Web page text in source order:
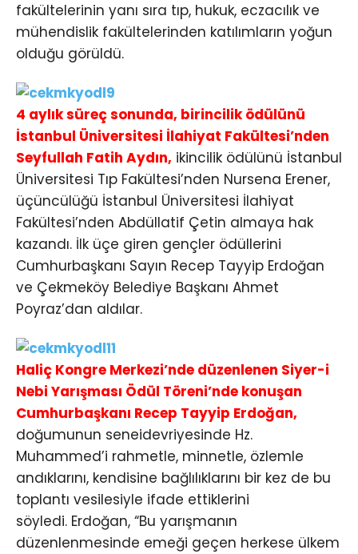
fakültelerinin yanı sıra tıp, hukuk, eczacılık ve
mühendislik fakültelerinden katılımların yoğun
olduğu görüldü.
4 aylık süreç sonunda, birincilik ödülünü
İstanbul Üniversitesi İlahiyat Fakültesi’nden
Seyfullah Fatih Aydın, ikincilik ödülünü İstanbul
Üniversitesi Tıp Fakültesi’nden Nursena Erener,
üçüncülüğü İstanbul Üniversitesi İlahiyat
Fakültesi’nden Abdüllatif Çetin almaya hak
kazandı. İlk üçe giren gençler ödüllerini
Cumhurbaşkanı Sayın Recep Tayyip Erdoğan
ve Çekmeköy Belediye Başkanı Ahmet
Poyraz’dan aldılar.
Haliç Kongre Merkezi’nde düzenlenen Siyer-i
Nebi Yarışması Ödül Töreni’nde konuşan
Cumhurbaşkanı Recep Tayyip Erdoğan,
doğumunun seneidevriyesinde Hz.
Muhammed’i rahmetle, minnetle, özlemle
andıklarını, kendisine bağlılıklarını bir kez de bu
toplantı vesilesiyle ifade ettiklerini
söyledi. Erdoğan, “Bu yarışmanın
düzenlenmesinde emeği geçen herkese ülkem